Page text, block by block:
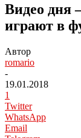
Видео дня
играют в
Автор
romario
-
19.01.2018
1
Twitter
WhatsApp
Email